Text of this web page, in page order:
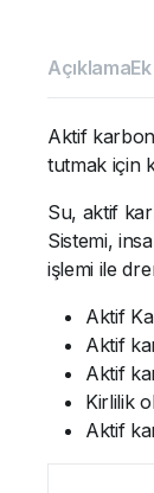
Açıklama
Aktif
tutmak için
Su, aktif
Sistemi,
işlemi ile
Aktif
Aktif
Aktif
Kirlilik
Aktif